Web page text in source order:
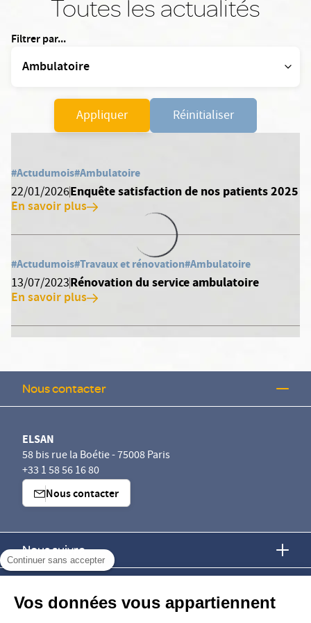
Continuer sans accepter
Vos données vous appartiennent
Toutes les actualités
Filtrer par...
Appliquer Réinitialiser
#Actudumois#Ambulatoire
22/01/2026Enquête satisfaction de nos patients 2025
En savoir plus
#Actudumois#Travaux et rénovation#Ambulatoire
13/07/2023Rénovation du service ambulatoire
En savoir plus
Nous contacter
ELSAN
58 bis rue la Boétie - 75008 Paris
+33 1 58 56 16 80
Nous contacter
Nous suivre